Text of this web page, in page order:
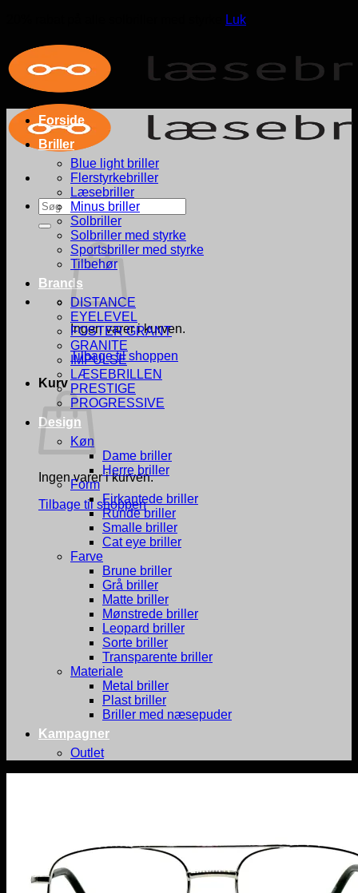
Luk
Fortsæt
til
indhold
Søg
efter:
Ingen varer i kurven.
Tilbage til shoppen
Kurv
Ingen varer i kurven.
Tilbage til shoppen
Forside
Briller
Blue light briller
Flerstyrkebriller
Læsebriller
Minus briller
Solbriller
Solbriller med styrke
Sportsbriller med styrke
Tilbehør
Brands
DISTANCE
EYELEVEL
FOSTER GRANT
GRANITE
IMPULSE
LÆSEBRILLEN
PRESTIGE
PROGRESSIVE
Design
Køn
Dame briller
Herre briller
Form
Firkantede briller
Runde briller
Smalle briller
Cat eye briller
Farve
Brune briller
Grå briller
Matte briller
Mønstrede briller
Leopard briller
Sorte briller
Transparente briller
Materiale
Metal briller
Plast briller
Briller med næsepuder
Kampagner
Outlet